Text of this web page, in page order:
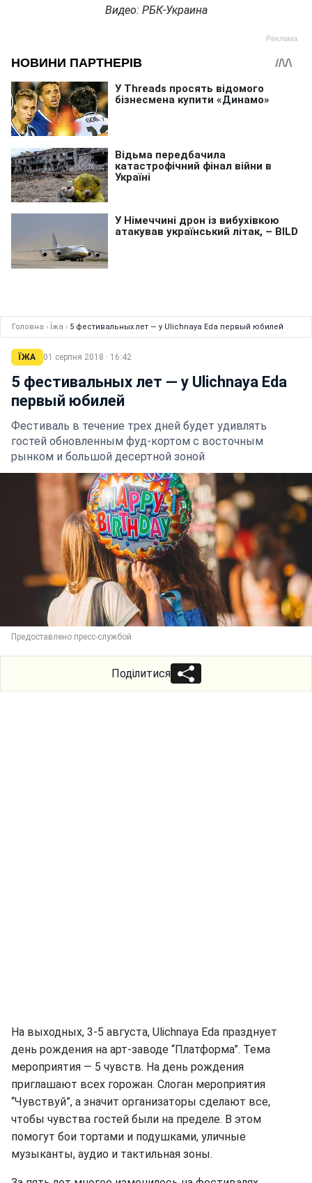
Видео: РБК-Украина
Головна › Їжа › 5 фестивальных лет — у Ulichnaya Eda первый юбилей
ЇЖА 01 серпня 2018 · 16:42
5 фестивальных лет — у Ulichnaya Eda
первый юбилей
Фестиваль в течение трех дней будет удивлять
гостей обновленным фуд-кортом с восточным
рынком и большой десертной зоной
Предоставлено пресс-службой
Поділитися
На выходных, 3-5 августа, Ulichnaya Eda празднует
день рождения на арт-заводе “Платформа”. Тема
мероприятия — 5 чувств. На день рождения
приглашают всех горожан. Слоган мероприятия
“Чувствуй”, а значит организаторы сделают все,
чтобы чувства гостей были на пределе. В этом
помогут бои тортами и подушками, уличные
музыканты, аудио и тактильная зоны.